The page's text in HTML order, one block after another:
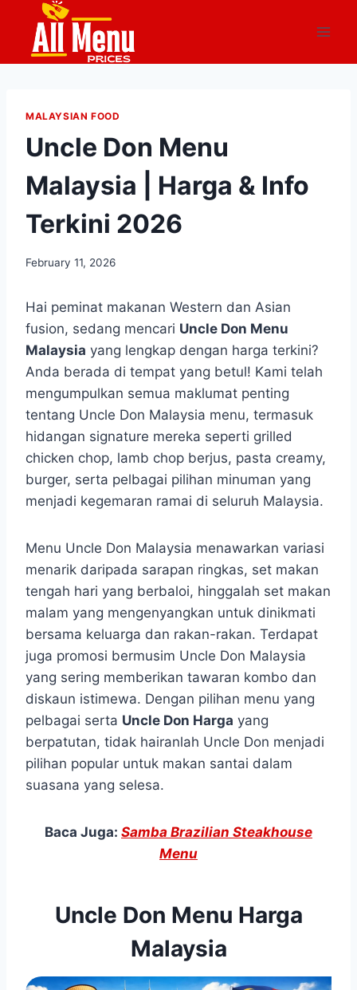
content
MALAYSIAN FOOD
Uncle Don Menu
Malaysia | Harga & Info
Terkini 2026
February 11, 2026
Hai peminat makanan Western dan Asian
fusion, sedang mencari Uncle Don Menu
Malaysia yang lengkap dengan harga terkini?
Anda berada di tempat yang betul! Kami telah
mengumpulkan semua maklumat penting
tentang Uncle Don Malaysia menu, termasuk
hidangan signature mereka seperti grilled
chicken chop, lamb chop berjus, pasta creamy,
burger, serta pelbagai pilihan minuman yang
menjadi kegemaran ramai di seluruh Malaysia.
Menu Uncle Don Malaysia menawarkan variasi
menarik daripada sarapan ringkas, set makan
tengah hari yang berbaloi, hinggalah set makan
malam yang mengenyangkan untuk dinikmati
bersama keluarga dan rakan-rakan. Terdapat
juga promosi bermusim Uncle Don Malaysia
yang sering memberikan tawaran kombo dan
diskaun istimewa. Dengan pilihan menu yang
pelbagai serta Uncle Don Harga yang
berpatutan, tidak hairanlah Uncle Don menjadi
pilihan popular untuk makan santai dalam
suasana yang selesa.
Baca Juga: Samba Brazilian Steakhouse
Menu
Uncle Don Menu Harga
Malaysia